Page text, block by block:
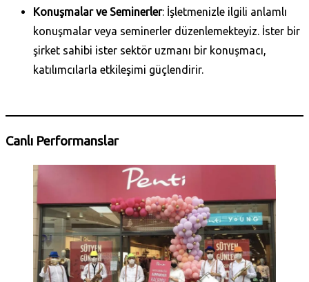
Konuşmalar ve Seminerler: İşletmenizle ilgili anlamlı
konuşmalar veya seminerler düzenlemekteyiz. İster bir
şirket sahibi ister sektör uzmanı bir konuşmacı,
katılımcılarla etkileşimi güçlendirir.
Canlı Performanslar